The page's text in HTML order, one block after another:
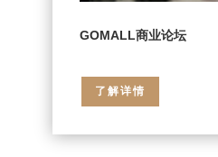
GOMALL商业论坛
了解详情